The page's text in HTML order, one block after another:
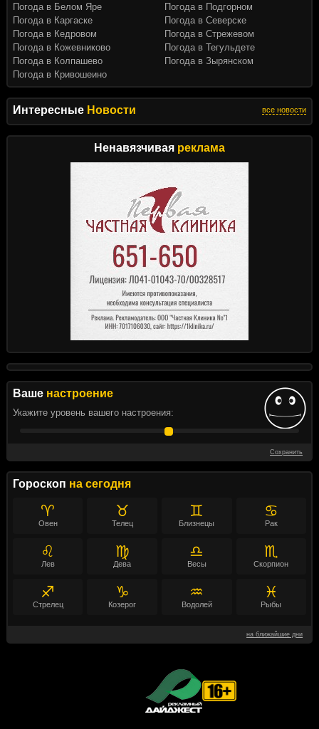
Интересные Новости все новости
Ненавязчивая реклама
Ваше настроение
Укажите уровень вашего настроения:
Сохранить
Гороскоп на сегодня
♈
Овен
♉
Телец
♊
Близнецы
♋
Рак
♌
Лев
♍
Дева
♎
Весы
♏
Скорпион
♐
Стрелец
♑
Козерог
♒
Водолей
♓
Рыбы
на ближайшие дни
Погода в Белом Яре
Погода в Каргаске
Погода в Кедровом
Погода в Кожевниково
Погода в Колпашево
Погода в Кривошеино
Погода в Подгорном
Погода в Северске
Погода в Стрежевом
Погода в Тегульдете
Погода в Зырянском